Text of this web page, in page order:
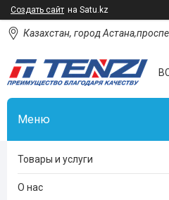
Создать сайт на Satu.kz
Казахстан, город
Товары и услуги
О нас